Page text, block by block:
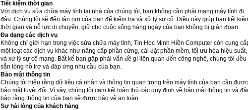
Tiết kiệm thời gian
Với dịch vụ sửa chữa máy tính tại nhà của chúng tôi, bạn không cần phải mang máy tính đi
đâu. Chúng tôi sẽ đến tận nơi của bạn để kiểm tra và xử lý sự cố. Điều này giúp bạn tiết
thời gian và nỗ lực di chuyển, giữ cho cuộc sống hàng ngày của bạn không bị gián đoạn.
Đa dạng các dịch vụ
Không chỉ giới hạn trong việc sửa chữa máy tính, Tin Học Minh Hiền Computer còn cung
một loạt các dịch vụ khác như nâng cấp phần cứng, cài đặt phần mềm, tối ưu hóa hiệu suất,
và xử lý sự cố mạng. Bất kể bạn gặp phải vấn đề gì liên quan đến công nghệ, chúng tôi đều
sẵn lòng hỗ trợ và đáp ứng nhu cầu của bạn.
Bảo mật thông tin
Chúng tôi hiểu rằng dữ liệu cá nhân và thông tin quan trọng trên máy tính của bạn cần được
bảo mật tuyệt đối. Vì vậy, chúng tôi cam kết tuân thủ các quy định về bảo mật thông tin và
bảo rằng thông tin của bạn sẽ được bảo vệ an toàn.
Sự hài lòng của khách hàng